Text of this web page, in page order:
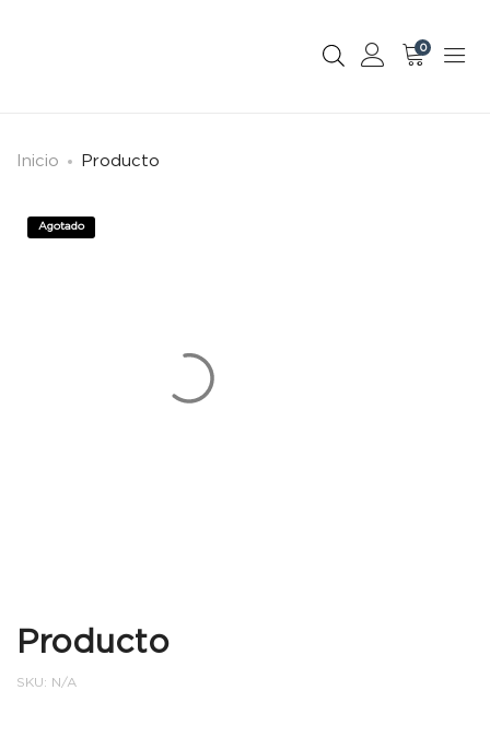
0
Inicio Producto
Agotado
Producto
SKU: N/A